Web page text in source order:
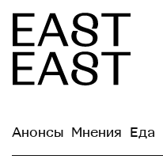
Анонсы Мнения Еда